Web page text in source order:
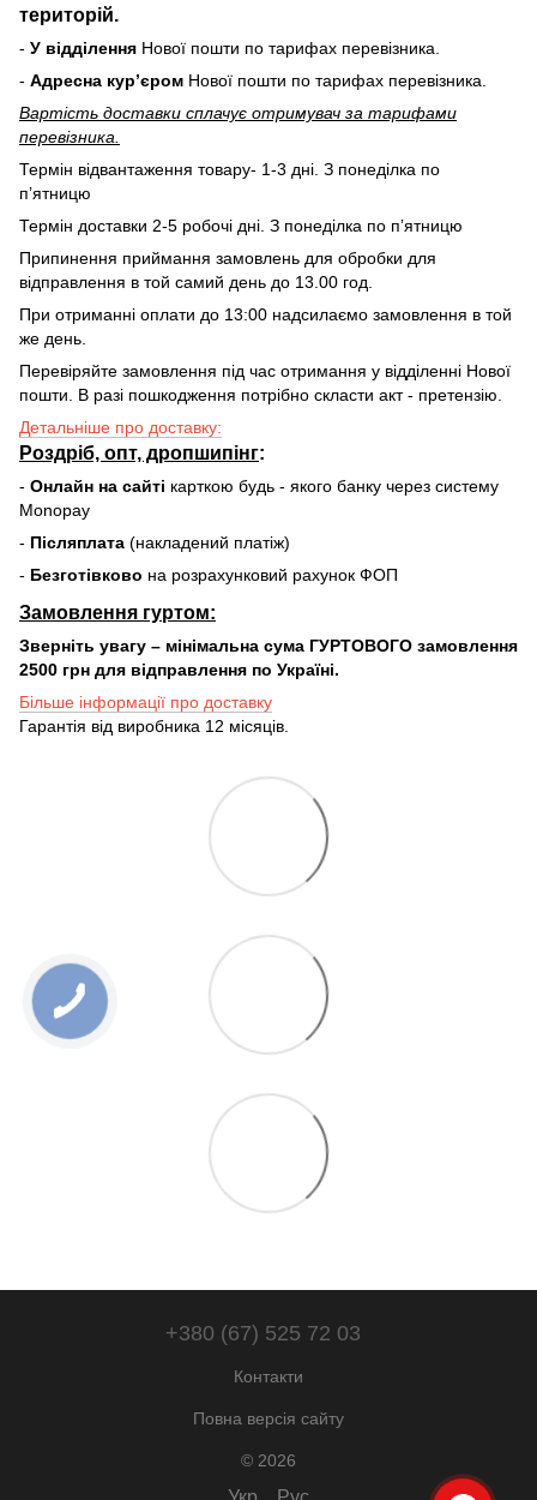
територій.
- У відділення Нової пошти по тарифах перевізника.
- Адресна курʼєром Нової пошти по тарифах перевізника.
Вартість доставки cплачує отримувач за тарифами
перевізника.
Термін відвантаження товару- 1-3 дні. З понеділка по
пʼятницю
Термін доставки 2-5 робочі дні. З понеділка по пʼятницю
Припинення приймання замовлень для обробки для
відправлення в той самий день до 13.00 год.
При отриманні оплати до 13:00 надсилаємо замовлення в той
же день.
Перевіряйте замовлення під час отримання у відділенні Нової
пошти. В разі пошкодження потрібно скласти акт - претензію.
Детальніше про доставку:
Роздріб, опт, дропшипінг:
- Онлайн на сайті карткою будь - якого банку через систему
Monopay
- Післяплата (накладений платіж)
- Безготівково на розрахунковий рахунок ФОП
Замовлення гуртом:
Зверніть увагу – мінімальна сума ГУРТОВОГО замовлення
2500 грн для відправлення по Україні.
Більше інформації про доставку
Гарантія від виробника 12 місяців.
+380 (67) 525 72 03
Контакти
Повна версія сайту
© 2026